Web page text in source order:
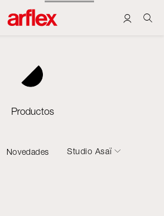
Productos
Novedades Studio Asaï